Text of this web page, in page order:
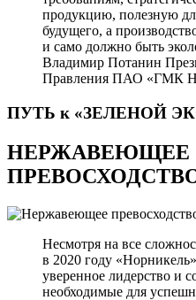
продукцию, полезную
будущего, а
и само должно быть
Владимир Потанин
Правления ПАО «ГМК
ПУТЬ к «ЗЕЛЕНОЙ
НЕРЖАВЕЮЩЕЕ
Несмотря на все
в 2020 году
уверенное лидерство и
необходимые для